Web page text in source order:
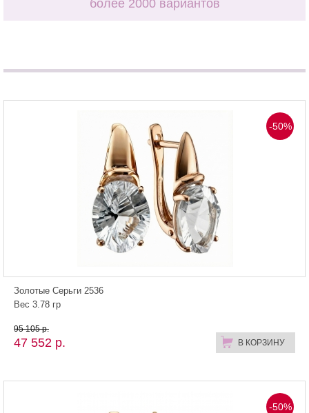
более 2000 вариантов
-50%
Золотые Серьги 2536
Вес 3.78 гр
47 552 р. В КОРЗИНУ
95 105 р.
-50%